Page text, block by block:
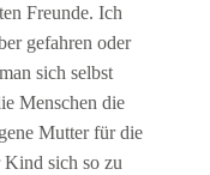
Freunde. Ich
gefahren oder
sich selbst
Menschen die
Mutter für die
Kind sich so zu